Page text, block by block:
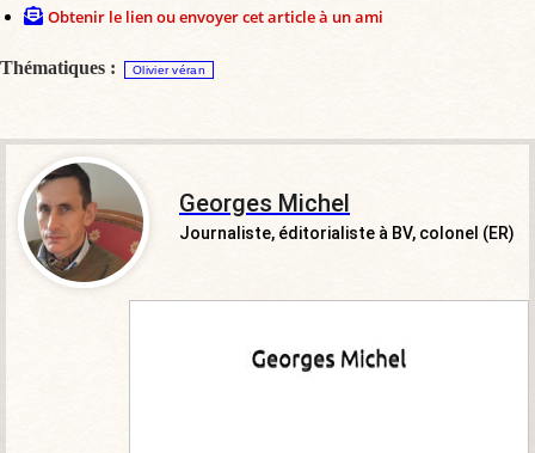
Obtenir le lien ou envoyer cet article à un ami
Thématiques : Olivier véran
Georges Michel
Journaliste, éditorialiste à BV, colonel (ER)